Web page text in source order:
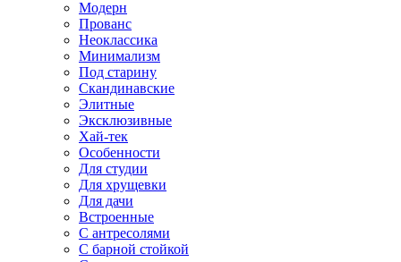
Модерн
Прованс
Неоклассика
Минимализм
Под старину
Скандинавские
Элитные
Эксклюзивные
Хай-тек
Особенности
Для студии
Для хрущевки
Для дачи
Встроенные
С антресолями
С барной стойкой